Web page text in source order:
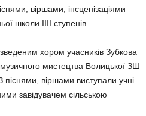
віршами, інсценізаціями
школи ІІІІ ступенів.
хором учасників Зубкова
мистецтва Волицької ЗШ
піснями, віршами виступали учні
завідувачем сільською